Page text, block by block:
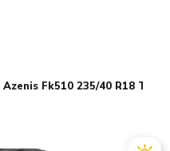
Azenis Fk510 235/40 R18 TL